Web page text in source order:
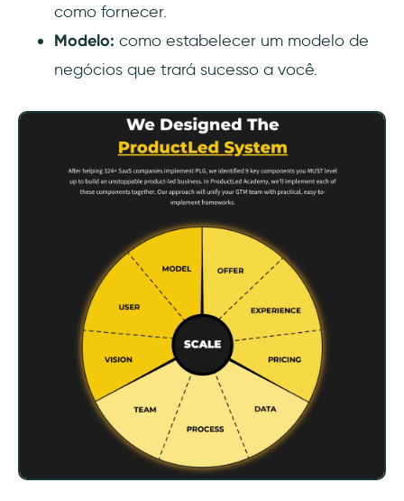
como fornecer.
Modelo: como estabelecer um modelo de
negócios que trará sucesso a você.